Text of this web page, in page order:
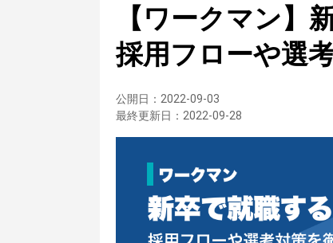
【ワークマン】
採用フローや選
公開日： 2022-09-03
最終更新日： 2022-09-28